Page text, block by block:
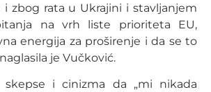
zbog rata u Ukrajini i stavljanjem
na vrh liste prioriteta EU,
energija za proširenje i da se to
je Vučković.
skepse i cinizma da „mi nikada